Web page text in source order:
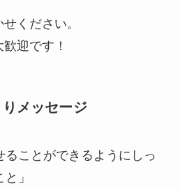
ください。
迎です！
メッセージ
ることができるようにしっ
」